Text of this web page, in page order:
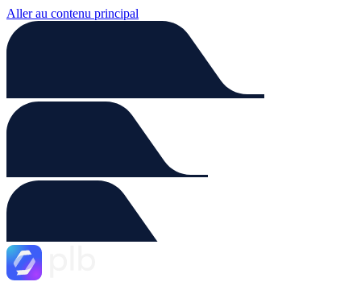
Aller au contenu principal